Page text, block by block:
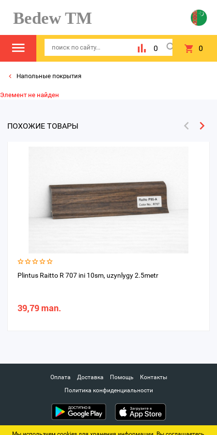
Bedew TM
0 0
Напольные покрытия
Элемент не найден
ПОХОЖИЕ ТОВАРЫ
Plintus Raitto R 707 ini 10sm, uzynlygy 2.5metr
39,79 man.
Оплата Доставка Помощь
Контакты
Политика конфиденциальности